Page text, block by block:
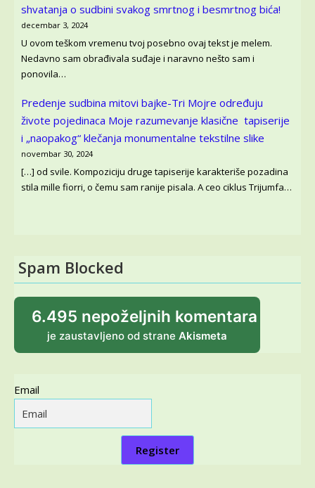
shvatanja o sudbini svakog smrtnog i besmrtnog bića!
decembar 3, 2024
U ovom teškom vremenu tvoj posebno ovaj tekst je melem.
Nedavno sam obrađivala suđaje i naravno nešto sam i
ponovila…
Predenje sudbina mitovi bajke-Tri Mojre određuju
živote pojedinaca Moje razumevanje klasične tapiserije
i „naopakog“ klečanja monumentalne tekstilne slike
novembar 30, 2024
[…] od svile. Kompoziciju druge tapiserije karakteriše pozadina
stila mille fiorri, o čemu sam ranije pisala. A ceo ciklus Trijumfa…
Spam Blocked
6.495 nepoželjnih komentara
je zaustavljeno od strane Akismeta
Email
Register